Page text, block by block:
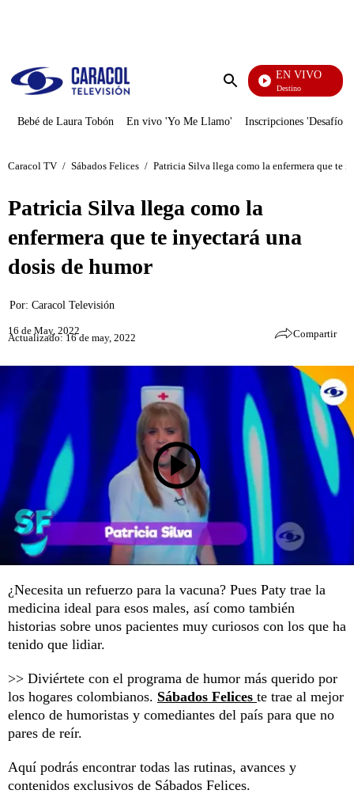
Enviar
EN VIVO
El Juego De Mi Destino
Bebé de Laura Tobón En vivo 'Yo Me Llamo' Inscripciones 'Desafío'
Caracol TV / Sábados Felices / Patricia Silva llega como la enfermera que te
Patricia Silva llega como la
enfermera que te inyectará una
dosis de humor
Por: Caracol Televisión
16 de May, 2022
Actualizado: 16 de may, 2022 Compartir
¿Necesita un refuerzo para la vacuna? Pues Paty trae la
medicina ideal para esos males, así como también
historias sobre unos pacientes muy curiosos con los que ha
tenido que lidiar.
>> Diviértete con el programa de humor más querido por
los hogares colombianos. Sábados Felices te trae al mejor
elenco de humoristas y comediantes del país para que no
pares de reír.
Aquí podrás encontrar todas las rutinas, avances y
contenidos exclusivos de Sábados Felices.